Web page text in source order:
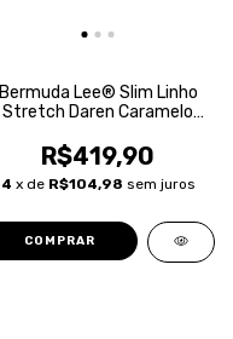
Bermuda Lee® Slim Linho
Stretch Daren Caramelo
R$419,90
4 x de R$104,98 sem juros
COMPRAR